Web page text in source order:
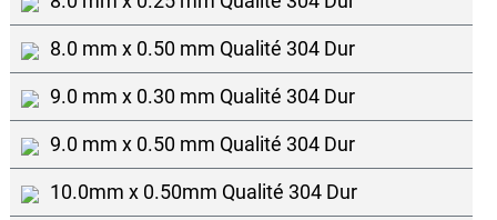
8.0 mm x 0.50 mm Qualité 304 Dur
9.0 mm x 0.30 mm Qualité 304 Dur
9.0 mm x 0.50 mm Qualité 304 Dur
10.0mm x 0.50mm Qualité 304 Dur